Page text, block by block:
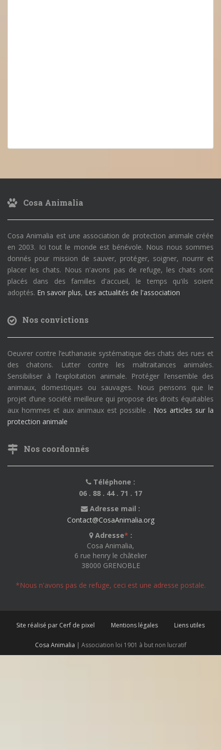
Cosa Animalia
Cosa Animalia est une association de protection animale créée
en 2003. Ici tout le monde est bénévole. Nous nous sommes
donnés pour mission de sauver, protéger, soigner, nourrir et
placer les chats. Nous n'avons pas de refuge, les chats sont
placés dans des familles d'accueil, le temps qu'ils soient
adoptés. En savoir plus, Les actualités de l'association
Nos convictions
Oeuvrer contre l’euthanasie systématique des chats des rues et
des chatons. Lutter contre les maltraitances animales.
Sensibiliser à l’exploitation animale. Protéger l’ensemble des
animaux, domestiques ou sauvages. Nous pensons que le
projet d’une société meilleure qui propose des droits équitables
aux hommes et aux animaux est possible . Nos articles sur la
protection animale
Nos coordonnés
Téléphone :
06 . 88 . 44 . 71 . 17
Adresse mail :
Contact@CosaAnimalia.org
Adresse* :
Cosa Animalia,
6 rue henry le châtelier
38000 GRENOBLE
*Nous n'avons pas de refuge, ceci est une adresse postale.
Site réalisé par Cerf de pixel Mentions légales Liens utiles
Cosa Animalia | Association loi 1901 à but non lucratif